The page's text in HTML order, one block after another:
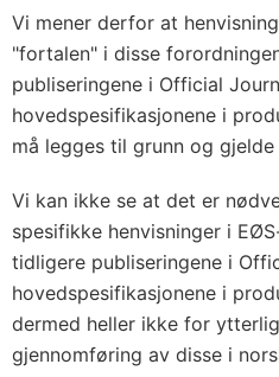
Vi mener derfor at
"fortalen" i disse
publiseringene i Official
hovedspesifikasjonene i
må legges til grunn og gjelde
Vi kan ikke se at det er
spesifikke henvisninger i
tidligere publiseringene i
hovedspesifikasjonene i
dermed heller ikke for
gjennomføring av disse i